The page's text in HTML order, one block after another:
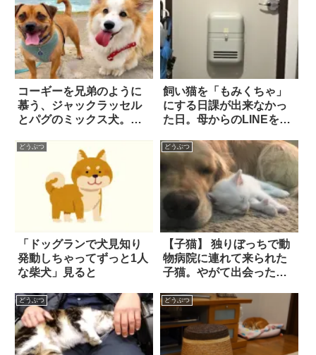
コーギーを兄弟のように
慕う、ジャックラッセル
とパグのミックス犬。歩
うとする(！？)姿が話題に
飼い猫を「もみくちゃ」
にする日課が出来なかっ
た日。母からのLINEを読
どうぶつ
「ドッグランで犬見知り
発動しちゃってずっと1人
な柴犬」見ると
どうぶつ
【子猫】 独りぼっちで動
物病院に連れて来られた
子猫。やがて出会った
たくさんの愛情をもら
い…
どうぶつ どうぶつ